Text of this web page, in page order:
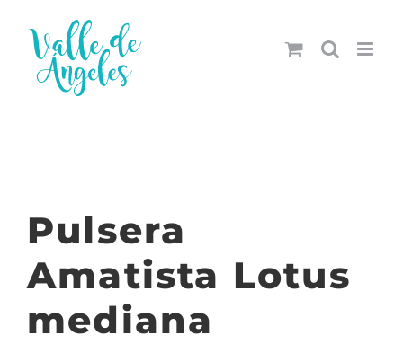
contenido
Pulsera
Amatista Lotus
mediana